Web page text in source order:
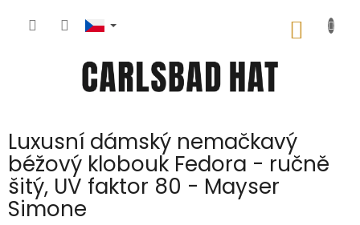
Luxusní dámský nemačkavý
béžový klobouk Fedora - ručně
šitý, UV faktor 80 - Mayser
Simone